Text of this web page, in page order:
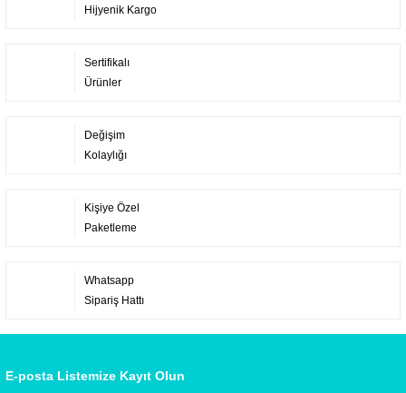
Hijyenik Kargo
Sertifikalı
Ürünler
Değişim
Kolaylığı
Kişiye Özel
Paketleme
Whatsapp
Sipariş Hattı
E-posta Listemize Kayıt Olun